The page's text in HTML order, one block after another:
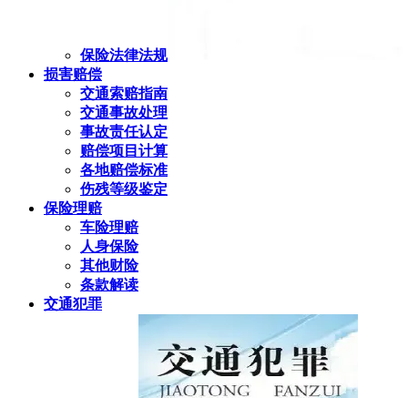
保险法律法规
损害赔偿
交通索赔指南
交通事故处理
事故责任认定
赔偿项目计算
各地赔偿标准
伤残等级鉴定
保险理赔
车险理赔
人身保险
其他财险
条款解读
交通犯罪